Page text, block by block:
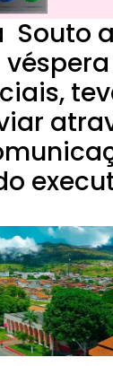
Souto